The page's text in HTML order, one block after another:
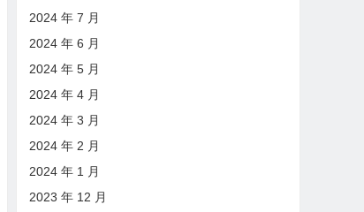
2024 年 7 月
2024 年 6 月
2024 年 5 月
2024 年 4 月
2024 年 3 月
2024 年 2 月
2024 年 1 月
2023 年 12 月